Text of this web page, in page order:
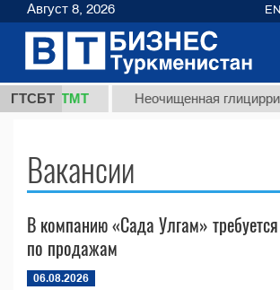
ГТСБТ
37,8 ТМТ Неочищенная
Вакансии
В компанию «Сада Улгам»
по продажам
06.08.2026
Август 8, 2026